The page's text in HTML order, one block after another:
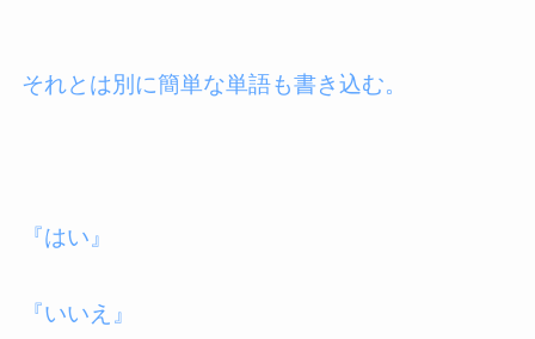
それとは別に簡単な単語も書き込む。
『はい』
『いいえ』